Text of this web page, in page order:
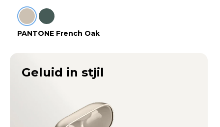
Geluid in stjil
PANTONE French Oak